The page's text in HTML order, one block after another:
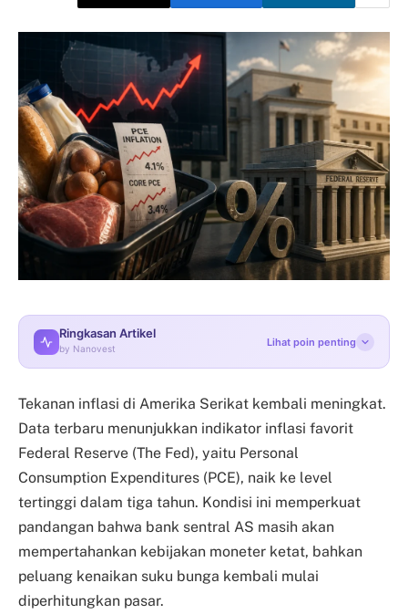
Ringkasan Artikel
by Nanovest
Lihat poin penting
Tekanan inflasi di Amerika Serikat kembali meningkat.
Data terbaru menunjukkan indikator inflasi favorit
Federal Reserve (The Fed), yaitu Personal
Consumption Expenditures (PCE), naik ke level
tertinggi dalam tiga tahun. Kondisi ini memperkuat
pandangan bahwa bank sentral AS masih akan
mempertahankan kebijakan moneter ketat, bahkan
peluang kenaikan suku bunga kembali mulai
diperhitungkan pasar.